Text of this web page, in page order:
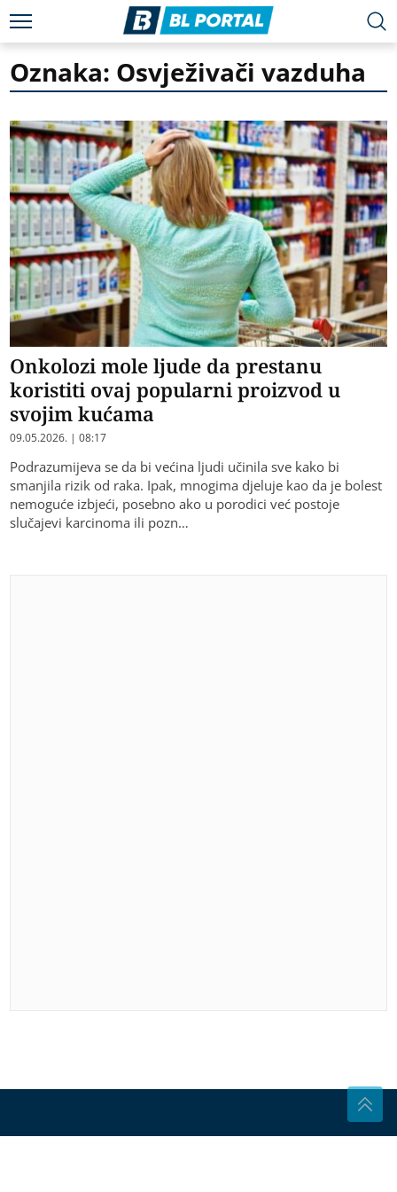
Oznaka: Osvježivači vazduha
Onkolozi mole ljude da prestanu
koristiti ovaj popularni proizvod u
svojim kućama
09.05.2026. | 08:17
Podrazumijeva se da bi većina ljudi učinila sve kako bi
smanjila rizik od raka. Ipak, mnogima djeluje kao da je bolest
nemoguće izbjeći, posebno ako u porodici već postoje
slučajevi karcinoma ili pozn…